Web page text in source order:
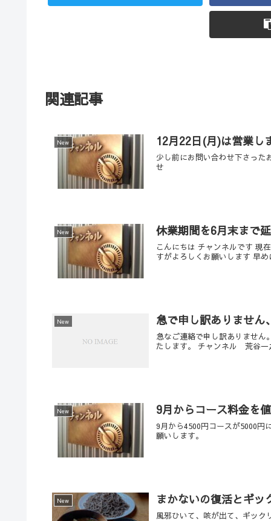
関連記事
New 12月22日(月)は営業し
少し前にお問い合わせ下さった
せ
New 休業期間を6月末まで
こんにちは チャンネルです 現
すがよろしくお願いします 早
New 急で申し訳ありません
急なご連絡で申し訳ありません
たします。 チャンネル 荒谷一
New 9月からコース料金を
9月から4500円コースが5000円
願いします。
New まかないの復活とギッ
風邪ひいて、咳が出て、ギック